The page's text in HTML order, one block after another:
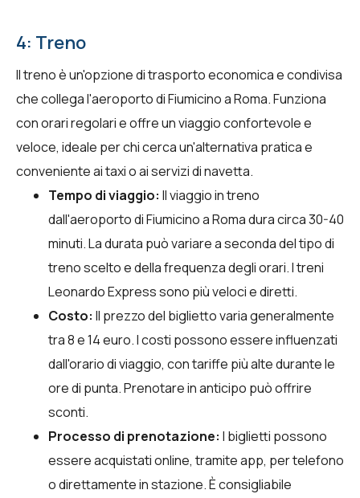
4: Treno
Il treno è un'opzione di trasporto economica e condivisa
che collega l'aeroporto di Fiumicino a Roma. Funziona
con orari regolari e offre un viaggio confortevole e
veloce, ideale per chi cerca un'alternativa pratica e
conveniente ai taxi o ai servizi di navetta.
Tempo di viaggio: Il viaggio in treno
dall'aeroporto di Fiumicino a Roma dura circa 30-40
minuti. La durata può variare a seconda del tipo di
treno scelto e della frequenza degli orari. I treni
Leonardo Express sono più veloci e diretti.
Costo: Il prezzo del biglietto varia generalmente
tra 8 e 14 euro. I costi possono essere influenzati
dall'orario di viaggio, con tariffe più alte durante le
ore di punta. Prenotare in anticipo può offrire
sconti.
Processo di prenotazione: I biglietti possono
essere acquistati online, tramite app, per telefono
o direttamente in stazione. È consigliabile